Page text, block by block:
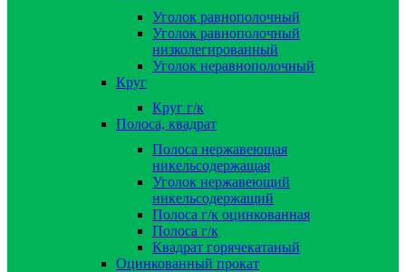
Уголок равнополочный
Уголок равнополочный
низколегированный
Уголок неравнополочный
Круг
Круг г/к
Полоса, квадрат
Полоса нержавеющая
никельсодержащая
Уголок нержавеющий
никельсодержащий
Полоса г/к оцинкованная
Полоса г/к
Квадрат горячекатаный
Оцинкованный прокат